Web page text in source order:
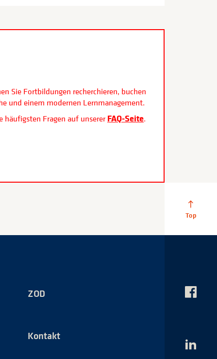
Sie Fortbildungen recherchieren, buchen
und einem modernen Lernmanagement.
Fragen auf unserer FAQ-Seite.
ZOD
Kontakt
Das
Das